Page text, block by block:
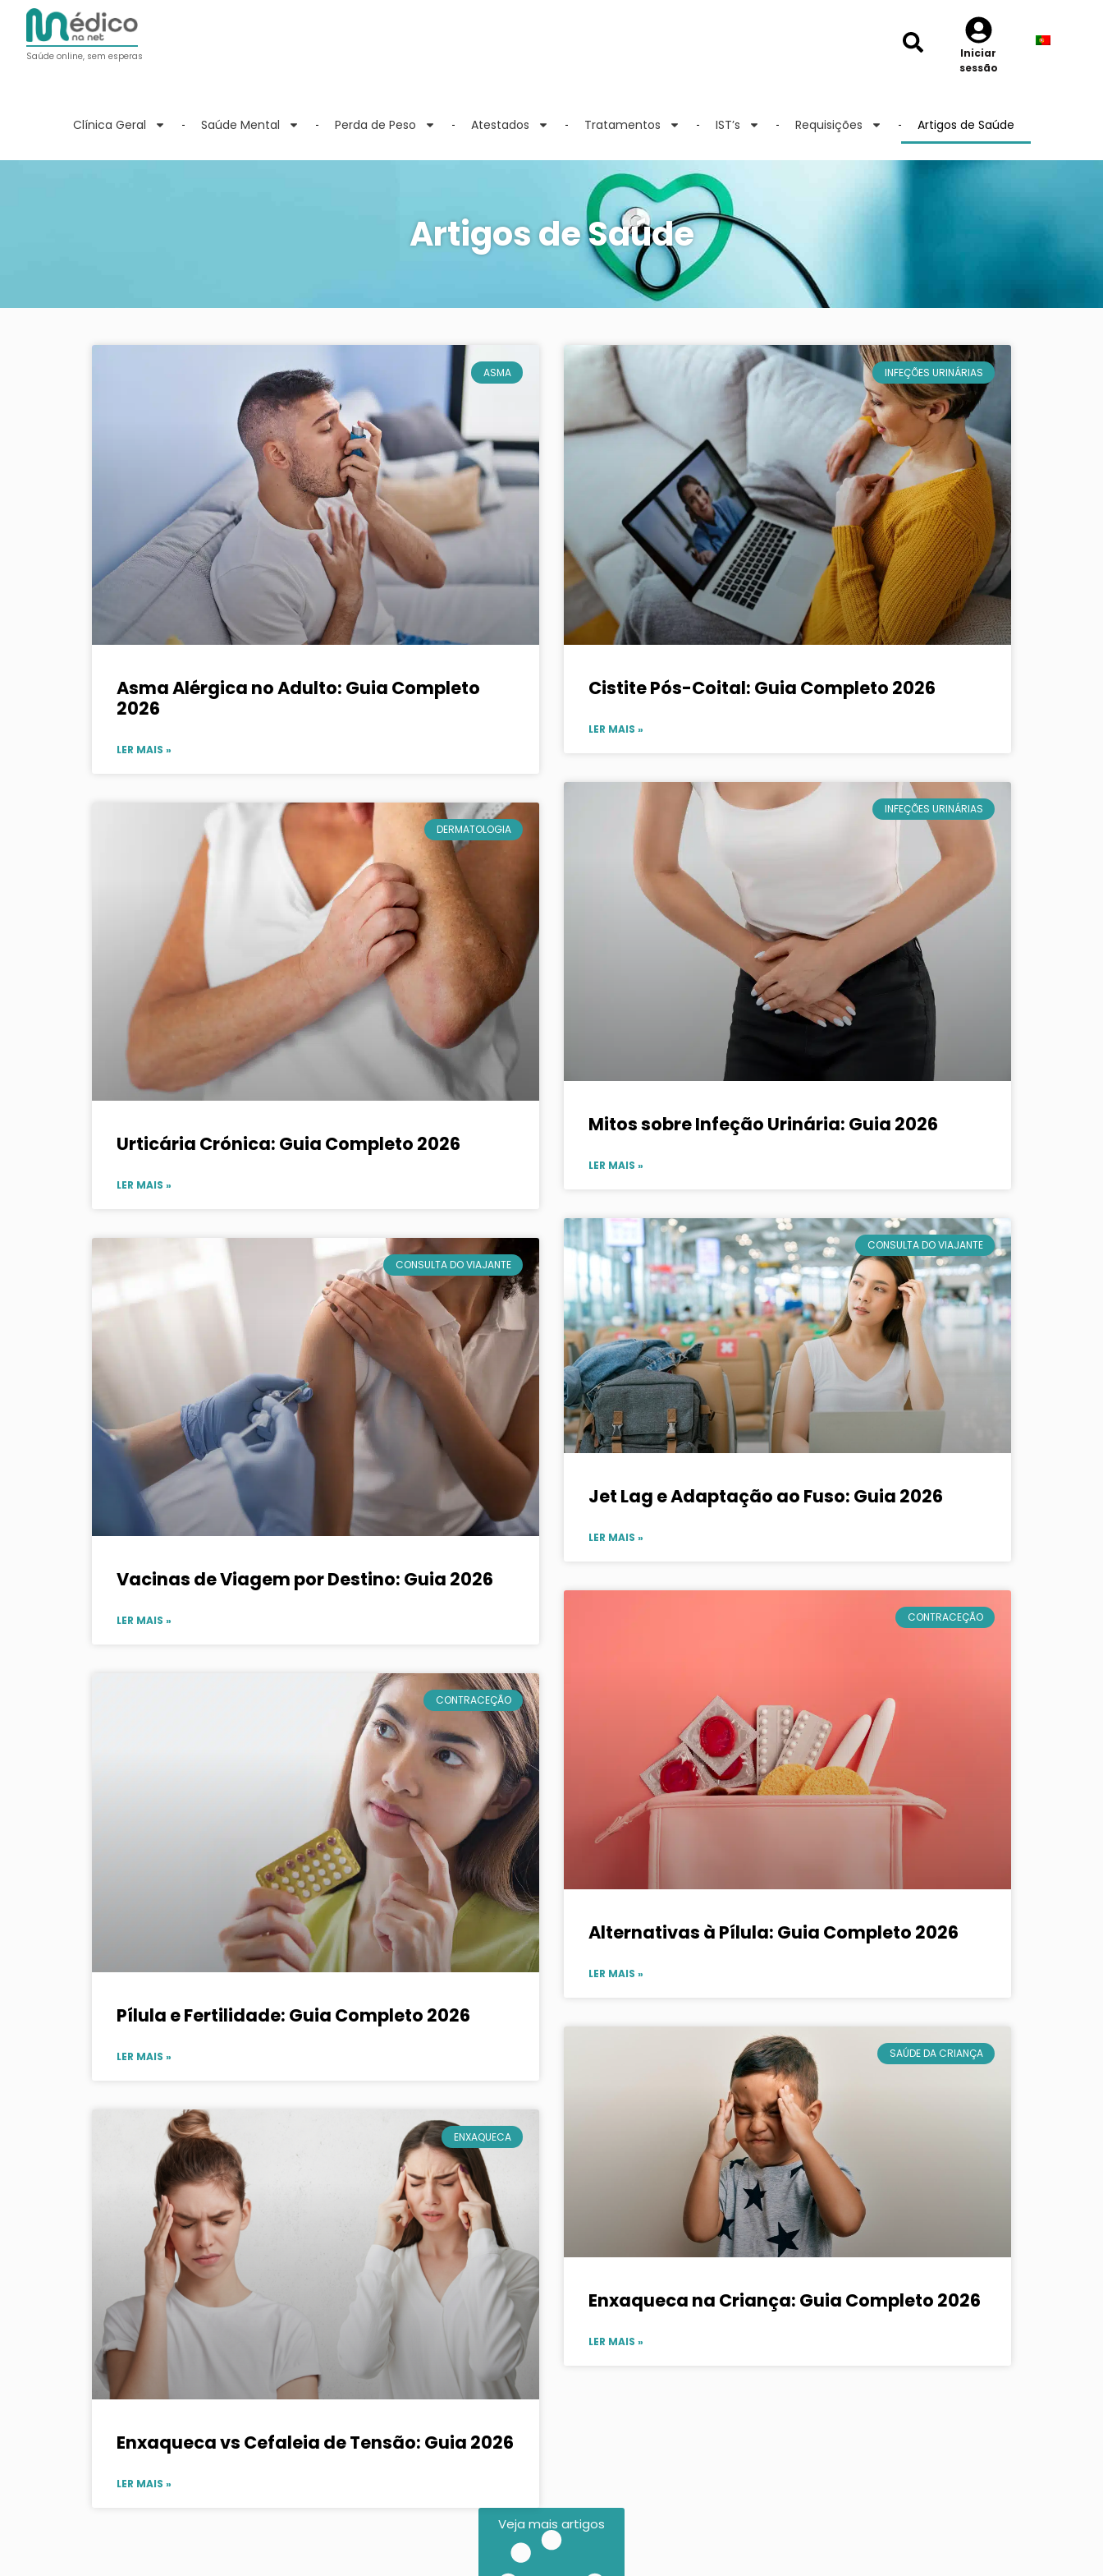
Saúde online, sem esperas
Iniciar
sessão
Clínica Geral Saúde Mental Perda de Peso Atestados Tratamentos IST’s Requisições Artigos de Saúde
Artigos de Saúde
ASMA
Asma Alérgica no Adulto: Guia Completo
2026
LER MAIS »
INFEÇÕES URINÁRIAS
Cistite Pós-Coital: Guia Completo 2026
LER MAIS »
DERMATOLOGIA
Urticária Crónica: Guia Completo 2026
LER MAIS »
INFEÇÕES URINÁRIAS
Mitos sobre Infeção Urinária: Guia 2026
LER MAIS »
CONSULTA DO VIAJANTE
Vacinas de Viagem por Destino: Guia 2026
LER MAIS »
CONSULTA DO VIAJANTE
Jet Lag e Adaptação ao Fuso: Guia 2026
LER MAIS »
CONTRACEÇÃO
Pílula e Fertilidade: Guia Completo 2026
LER MAIS »
CONTRACEÇÃO
Alternativas à Pílula: Guia Completo 2026
LER MAIS »
ENXAQUECA
Enxaqueca vs Cefaleia de Tensão: Guia 2026
LER MAIS »
SAÚDE DA CRIANÇA
Enxaqueca na Criança: Guia Completo 2026
LER MAIS »
Veja mais artigos